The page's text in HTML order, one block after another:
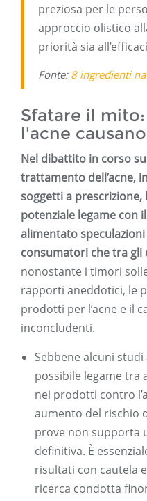
preziosa per le
approccio olistico
priorità sia
Fonte: 8 ingredienti
Sfatare il
l'acne
Nel dibattito in corso
trattamento dell’acne,
soggetti a
potenziale legame con
alimentato
consumatori che tra
nonostante i timori
rapporti aneddotici, le
prodotti per l’acne e il
inconcludenti.
Sebbene alcuni
possibile legame tra
nei prodotti contro
aumento del rischio
prove non supporta
definitiva. È
risultati con cautela
ricerca condotta